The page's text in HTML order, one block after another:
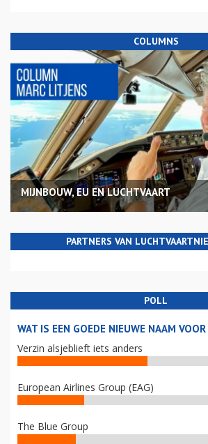
COLUMNS
MIJNBOUW, EU EN LUCHTVAART
PARTNERS VAN
POLL
WAT IS EEN GOEDE NIEUWE NAAM
Verzin alsjeblieft iets anders
European Airlines Group (EAG)
The Blue Group